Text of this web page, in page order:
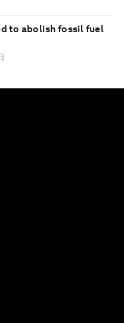
to abolish fossil fuel